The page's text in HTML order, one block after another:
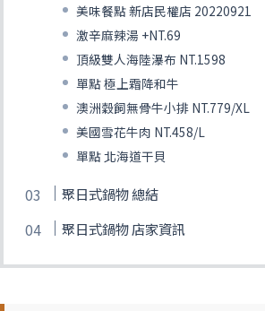
美味餐點 新店民權店 20220921
激辛麻辣湯 +NT.69
頂級雙人海陸瀑布 NT.1598
單點 極上霜降和牛
澳洲穀飼無骨牛小排 NT.779/XL
美國雪花牛肉 NT.458/L
單點 北海道干貝
聚日式鍋物 總結
聚日式鍋物 店家資訊